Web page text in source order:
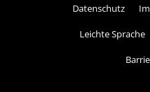
Datenschutz
Leichte Sprache